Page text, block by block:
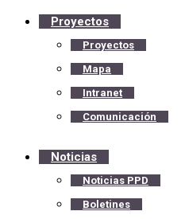
Proyectos
Proyectos
Mapa
Intranet
Comunicación
Noticias
Noticias PPD
Boletines